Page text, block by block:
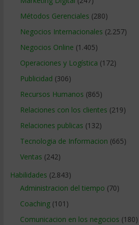
Métodos Gerenciales (280)
Negocios Internacionales (2.257)
Negocios Online (1.405)
Operaciones y Logística (172)
Publicidad (306)
Recursos Humanos (865)
Relaciones con los clientes (219)
Relaciones publicas (132)
Tecnologia de Informacion (665)
Ventas (242)
Habilidades (2.843)
Administracion del tiempo (70)
Coaching(101)
Comunicacion en los negocios (180)